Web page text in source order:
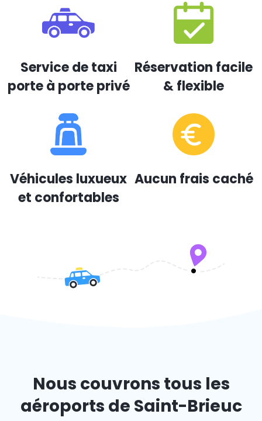
Service de taxi
porte à porte privé
Réservation facile
& flexible
Véhicules luxueux
et confortables
Aucun frais caché
Nous couvrons tous les
aéroports de Saint-Brieuc